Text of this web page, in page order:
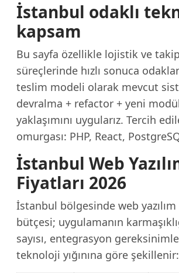
İstanbul odaklı
kapsam
Bu sayfa özellikle lojistik ve
süreçlerinde hızlı sonuca
teslim modeli olarak mevcut
devralma + refactor + yeni
yaklaşımını uygularız. Tercih
omurgası: PHP, React,
İstanbul Web
Fiyatları 2026
İstanbul bölgesinde web
bütçesi; uygulamanın
sayısı, entegrasyon
teknoloji yığınına göre şekillenir: